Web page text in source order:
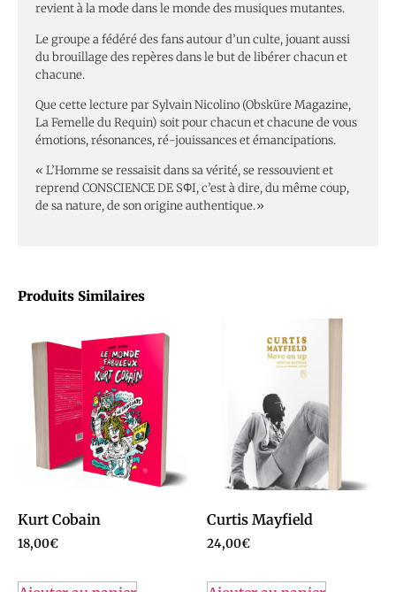
Produits Similaires
Kurt Cobain
18,00€
Curtis Mayfield
24,00€
revient à la mode dans le monde des musiques mutantes.
Le groupe a fédéré des fans autour d’un culte, jouant aussi
du brouillage des repères dans le but de libérer chacun et
chacune.
Que cette lecture par Sylvain Nicolino (Obsküre Magazine,
La Femelle du Requin) soit pour chacun et chacune de vous
émotions, résonances, ré-jouissances et émancipations.
« L’Homme se ressaisit dans sa vérité, se ressouvient et
reprend CONSCIENCE DE SΦI, c’est à dire, du même coup,
de sa nature, de son origine authentique.»